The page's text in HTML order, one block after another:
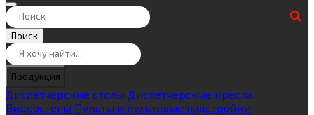
Поиск
Продукция
Диспетчерские столы Диспетчерские кресла
Видеостены Пульты и пультовые надстройки